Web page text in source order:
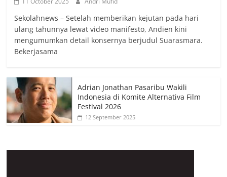
Sekolahnews – Setelah memberikan kejutan pada hari
ulang tahunnya lewat video manifesto, Andien kini
mengumumkan detail konsernya berjudul Suarasmara.
Bekerjasama
Adrian Jonathan Pasaribu Wakili
Indonesia di Komite Alternativa Film
Festival 2026
12 September 2025